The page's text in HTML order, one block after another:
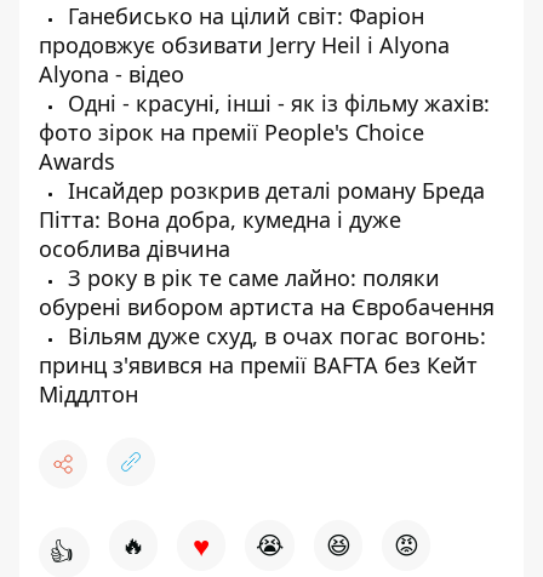
Ганебисько на цілий світ: Фаріон
продовжує обзивати Jerry Heil і Alyona
Alyona - відео
Одні - красуні, інші - як із фільму жахів:
фото зірок на премії People's Choice
Awards
Інсайдер розкрив деталі роману Бреда
Пітта: Вона добра, кумедна і дуже
особлива дівчина
З року в рік те саме лайно: поляки
обурені вибором артиста на Євробачення
Вільям дуже схуд, в очах погас вогонь:
принц з'явився на премії BAFTA без Кейт
Міддлтон
👍 🔥 ♥ 😭 😆 😡